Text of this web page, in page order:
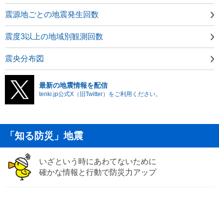
震源地ごとの地震発生回数
震度3以上の地域別観測回数
震央分布図
最新の地震情報を配信
tenki.jp公式X（旧Twitter）をご利用ください。
「知る防災」地震
いざという時にあわてないために
確かな情報と行動で防災力アップ